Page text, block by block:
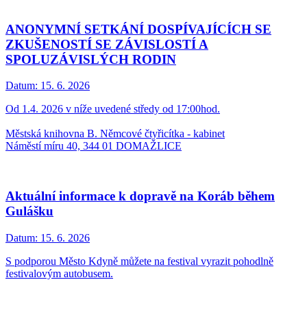
ANONYMNÍ SETKÁNÍ DOSPÍVAJÍCÍCH SE
ZKUŠENOSTÍ SE ZÁVISLOSTÍ A
SPOLUZÁVISLÝCH RODIN
Datum: 15. 6. 2026
Od 1.4. 2026 v níže uvedené středy od 17:00hod.
Městská knihovna B. Němcové čtyřicítka - kabinet
Náměstí míru 40, 344 01 DOMAŽLICE
Aktuální informace k dopravě na Koráb během
Gulášku
Datum: 15. 6. 2026
S podporou Město Kdyně můžete na festival vyrazit pohodlně
festivalovým autobusem.